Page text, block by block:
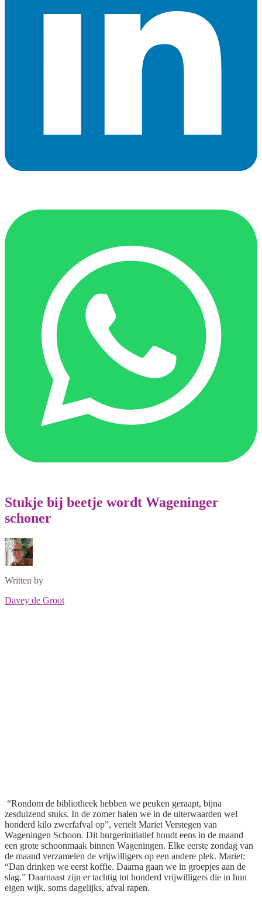
Stukje bij beetje wordt Wageninger
schoner
Written by
Davey de Groot
“Rondom de bibliotheek hebben we peuken geraapt, bijna
zesduizend stuks. In de zomer halen we in de uiterwaarden wel
honderd kilo zwerfafval op”, vertelt Mariet Verstegen van
Wageningen Schoon. Dit burgerinitiatief houdt eens in de maand
een grote schoonmaak binnen Wageningen. Elke eerste zondag van
de maand verzamelen de vrijwilligers op een andere plek. Mariet:
“Dan drinken we eerst koffie. Daarna gaan we in groepjes aan de
slag.” Daarnaast zijn er tachtig tot honderd vrijwilligers die in hun
eigen wijk, soms dagelijks, afval rapen.